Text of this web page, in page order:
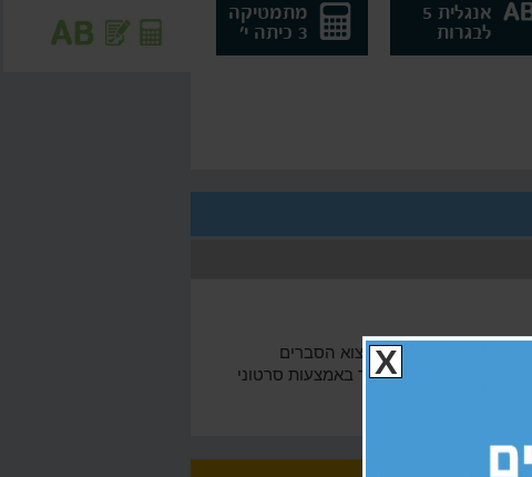
אנגלית 5
לבגרות
מתמטיקה
3 כיתה י'
בשיעור זה תוכלו למצוא הסברים
צורך לשלם למורים פרטיים, בוואלה! סקול תוכלו ללמוד באמצעות סרטוני
X